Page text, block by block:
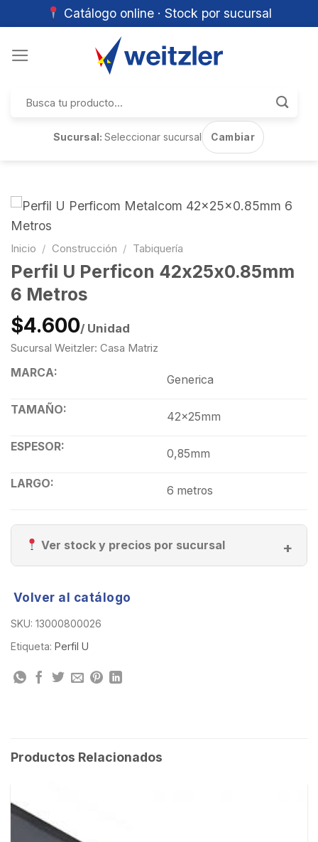
Catálogo online · Stock por sucursal
por:
Sucursal:Seleccionar sucursal Cambiar
Inicio / Construcción / Tabiquería
Perfil U Perficon 42x25x0.85mm
6 Metros
$4.600/ Unidad
Sucursal Weitzler: Casa Matriz
MARCA:
Generica
TAMAÑO:
42x25mm
ESPESOR:
0,85mm
LARGO:
6 metros
Ver stock y precios por sucursal
Volver al catálogo
SKU: 13000800026
Etiqueta: Perfil U
Productos Relacionados